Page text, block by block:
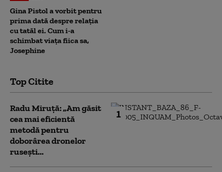
Gina Pistol a vorbit pentru
prima dată despre relația
cu tatăl ei. Cum i-a
schimbat viața fiica sa,
Josephine
Top Citite
1
Radu Miruță: „Am găsit
cea mai eficientă
metodă pentru
doborârea dronelor
rusești...